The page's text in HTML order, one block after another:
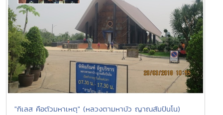
"กิเลส คือตัวมหาเหตุ" (หลวงตามหาบัว ญาณสัมปันโน)